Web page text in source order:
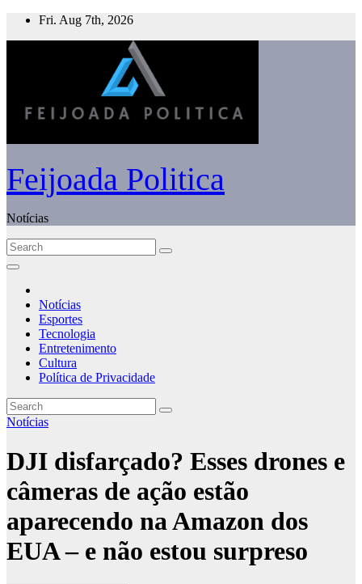
Skip
Fri. Aug 7th, 2026
Feijoada Politica
Notícias
Notícias
Esportes
Tecnologia
Entretenimento
Cultura
Política de Privacidade
Notícias
DJI disfarçado? Esses drones e
câmeras de ação estão
aparecendo na Amazon dos
EUA – e não estou surpreso